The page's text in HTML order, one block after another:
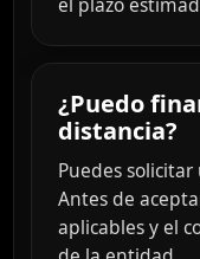
¿Puedo
distancia?
Puedes
Antes de
aplicables y el